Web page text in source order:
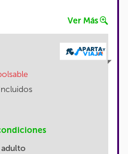
Ver Más